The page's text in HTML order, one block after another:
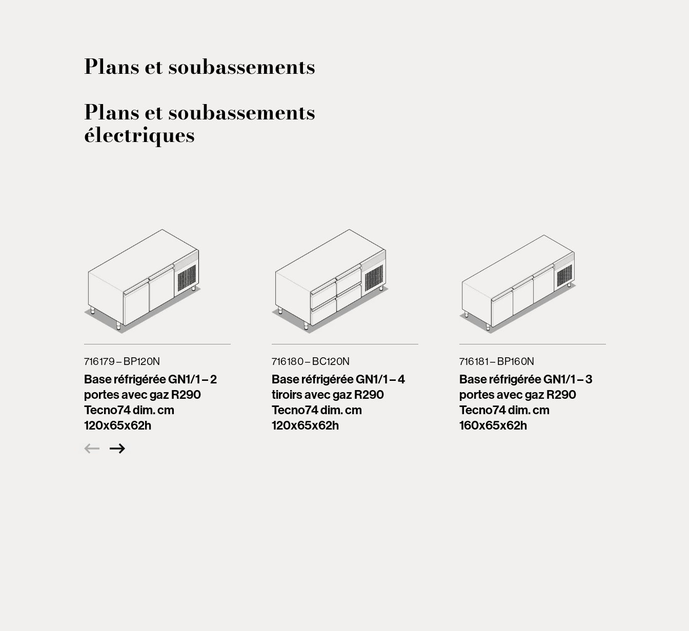
Plans et soubassements
Plans et soubassements
électriques
Base réfrigérée GN1/1 – 2
portes avec gaz R290
Tecno74 dim. cm
120x65x62h
716179 – BP120N
Base réfrigérée GN1/1 – 4
tiroirs avec gaz R290
Tecno74 dim. cm
120x65x62h
716180 – BC120N
Base réfrigérée GN1/1 – 3
portes avec gaz R290
Tecno74 dim. cm
160x65x62h
716181 – BP160N